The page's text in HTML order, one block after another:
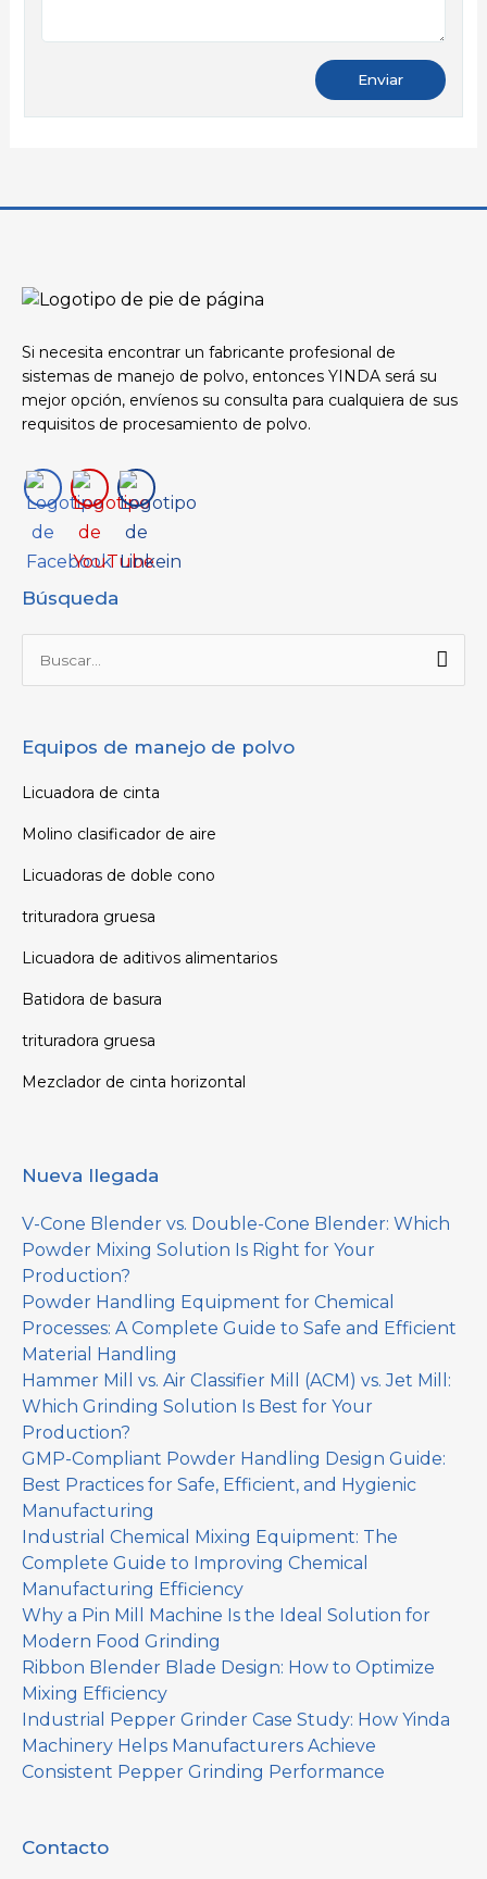
Si necesita encontrar un fabricante profesional de
sistemas de manejo de polvo, entonces YINDA será su
mejor opción, envíenos su consulta para cualquiera de sus
requisitos de procesamiento de polvo.
Búsqueda
Buscar
por:
Equipos de manejo de polvo
Licuadora de cinta
Molino clasificador de aire
Licuadoras de doble cono
trituradora gruesa
Licuadora de aditivos alimentarios
Batidora de basura
trituradora gruesa
Mezclador de cinta horizontal
Nueva llegada
V-Cone Blender vs. Double-Cone Blender: Which
Powder Mixing Solution Is Right for Your
Production?
Powder Handling Equipment for Chemical
Processes: A Complete Guide to Safe and Efficient
Material Handling
Hammer Mill vs. Air Classifier Mill (ACM) vs. Jet Mill:
Which Grinding Solution Is Best for Your
Production?
GMP-Compliant Powder Handling Design Guide:
Best Practices for Safe, Efficient, and Hygienic
Manufacturing
Industrial Chemical Mixing Equipment: The
Complete Guide to Improving Chemical
Manufacturing Efficiency
Why a Pin Mill Machine Is the Ideal Solution for
Modern Food Grinding
Ribbon Blender Blade Design: How to Optimize
Mixing Efficiency
Industrial Pepper Grinder Case Study: How Yinda
Machinery Helps Manufacturers Achieve
Consistent Pepper Grinding Performance
Contacto